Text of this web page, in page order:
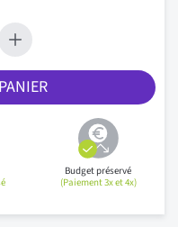
Budget préservé
(Paiement 3x et 4x)